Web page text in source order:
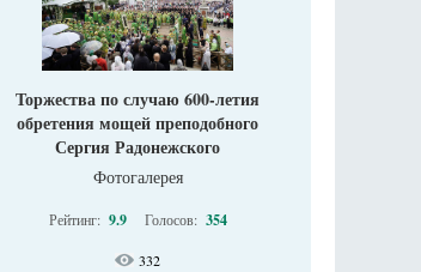
Торжества по случаю 600-летия
обретения мощей преподобного
Сергия Радонежского
Фотогалерея
Рейтинг: 9.9 Голосов: 354
332